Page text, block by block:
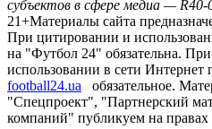
субъектов в сфере медиа — R40-
21+Материалы сайта
При цитировании и
на "Футбол 24" обязательна.
использовании в сети Интернет
football24.ua
обязательное.
"Спецпроект", "Партнерский
компаний" публикуем на правах